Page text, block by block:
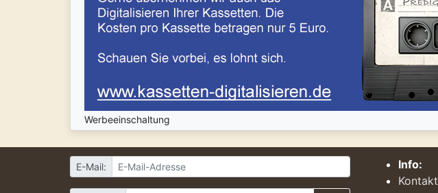
Werbeeinschaltung
E-Mail:
Info:
Kontakt